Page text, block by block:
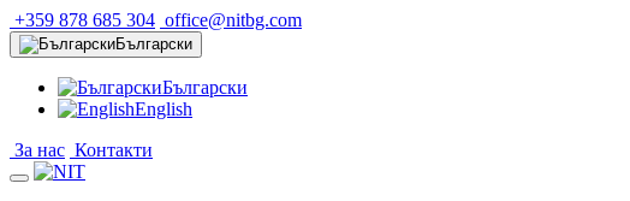
+359 878 685 304 office@nitbg.com
Български
Български
English
За нас Контакти